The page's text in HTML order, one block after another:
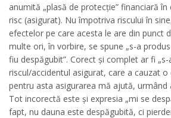
anumită „plasă de protecție” financiară
risc (asigurat). Nu împotriva riscului în
efectelor pe care acesta le are din punct
multe ori, în vorbire, se spune „s-a
fiu despăgubit”. Corect și complet ar fi
riscul/accidentul asigurat, care a cauzat o
pentru asta asigurarea mă ajută, urmând
Tot incorectă este și expresia „mi se
fapt, nu dauna este despăgubită, ci